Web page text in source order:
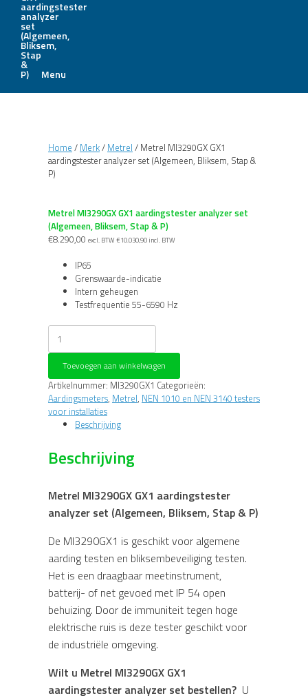
Menu
Home / Merk/ Metrel / Metrel MI3290GX GX1
aardingstester analyzer set (Algemeen, Bliksem, Stap &
P)
Metrel MI3290GX GX1 aardingstester analyzer set
(Algemeen, Bliksem, Stap & P)
€8.290,00 excl. BTW €10.030,90 incl. BTW
IP65
Grenswaarde-indicatie
Intern geheugen
Testfrequentie 55-6590 Hz
Metrel
MI3290GX
GX1
aardingstester
analyzer
set
(Algemeen,
Bliksem,
P)
Toevoegen aan winkelwagen
Artikelnummer: MI3290GX1 Categorieën:
Aardingsmeters, Metrel, NEN 1010 en NEN 3140 testers
voor installaties
Beschrijving
Beschrijving
Metrel MI3290GX GX1 aardingstester
analyzer set (Algemeen, Bliksem, Stap & P)
De MI3290GX1 is geschikt voor algemene
aarding testen en bliksembeveiliging testen.
Het is een draagbaar meetinstrument,
batterij- of net gevoed met IP 54 open
behuizing. Door de immuniteit tegen hoge
elektrische ruis is deze tester geschikt voor
de industriële omgeving.
Wilt u Metrel MI3290GX GX1
aardingstester analyzer set bestellen? U